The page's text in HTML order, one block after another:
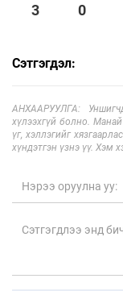
3 0
Сэтгэгдэл:
АНХААРУУЛГА:
хүлээхгүй болно.
үг, хэллэгийг
хүндэтгэн үзнэ үү. Хэм